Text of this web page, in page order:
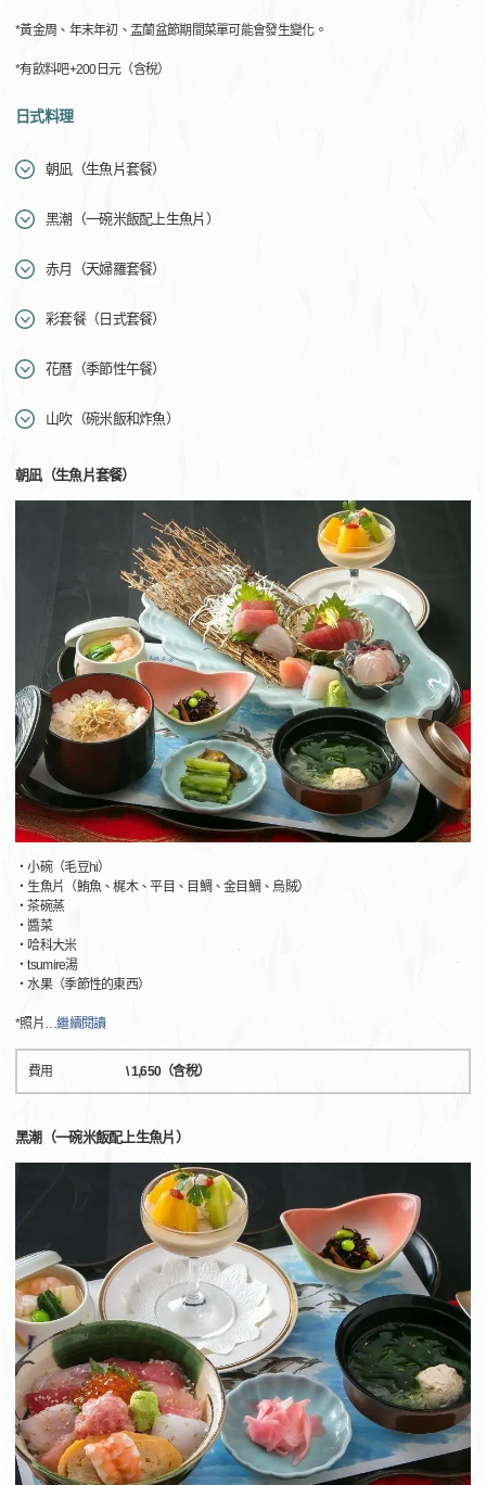
*黃金周、年末年初、盂蘭盆節期間菜單可能會發生變化。
*有飲料吧+200日元（含稅）
日式料理
朝凪（生魚片套餐）
黑潮（一碗米飯配上生魚片）
赤月（天婦羅套餐）
彩套餐（日式套餐）
花曆（季節性午餐）
山吹（碗米飯和炸魚）
朝凪（生魚片套餐）
・小碗（毛豆hi）
・生魚片（鮪魚、梶木、平目、目鯛、金目鯛、烏賊）
・茶碗蒸
・醬菜
・哈科大米
・tsumire湯
・水果（季節性的東西）
*照片…繼續閱讀
費用 \ 1,650（含稅）
黑潮（一碗米飯配上生魚片）